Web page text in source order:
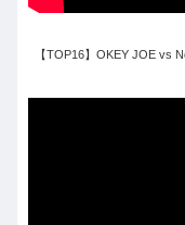
【TOP16】OKEY JOE vs